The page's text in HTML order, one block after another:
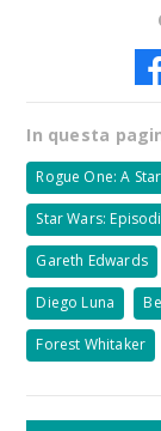
In questa
Rogue One: A
Star Wars:
Gareth Edwards
Diego Luna
Forest Whitaker